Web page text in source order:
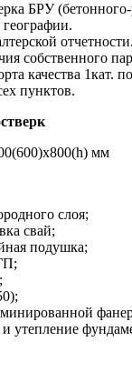
БРУ (бетонного-
отчетности.
собственного
качества 1кат.
пунктов.
мм
слоя;
свай;
подушка;
утепление